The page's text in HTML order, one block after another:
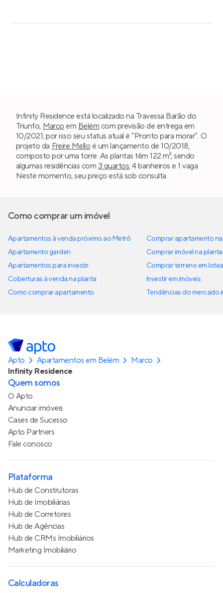
Infinity Residence está localizado na Travessa Barão do
Triunfo, Marco em Belém com previsão de entrega em
10/2021, por isso seu status atual é “Pronto para morar”. O
projeto da Freire Mello é um lançamento de 10/2018,
composto por uma torre. As plantas têm 122 m², sendo
algumas residências com 3 quartos, 4 banheiros e 1 vaga.
Neste momento, seu preço está sob consulta.
Como comprar um imóvel
Apartamentos à venda próximo ao Metrô
Apartamento garden
Apartamentos para investir
Coberturas à venda na planta
Como comprar apartamento
Comprar apartamento
Comprar imóvel na planta
Comprar terreno em
Investir em imóveis
Tendências do mercado
Apto Apartamentos em Belém
Marco
Infinity Residence
Quem somos
O Apto
Anunciar imóveis
Cases de Sucesso
Apto Partners
Fale conosco
Plataforma
Hub de Construtoras
Hub de Imobiliárias
Hub de Corretores
Hub de Agências
Hub de CRMs Imobiliários
Marketing Imobiliário
Calculadoras